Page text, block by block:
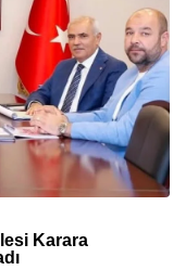
Karara